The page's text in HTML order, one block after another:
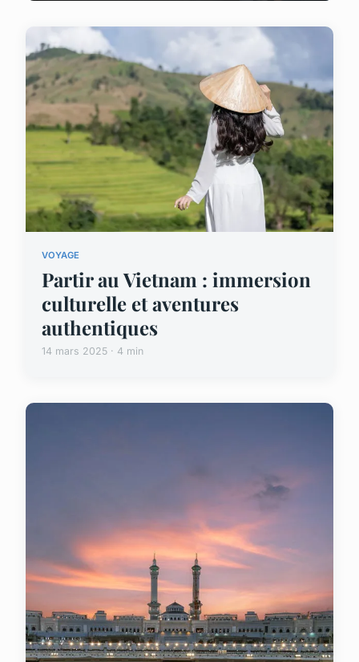
VOYAGE
Partir au Vietnam : immersion
culturelle et aventures
authentiques
14 mars 2025 · 4 min